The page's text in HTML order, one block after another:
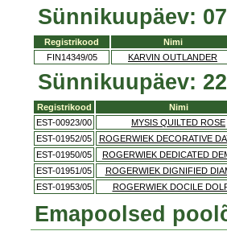
Sünnikuupäev:
Registrikood Nimi
FIN14349/05
KARVIN OUTLANDER
Sünnikuupäev:
Registrikood Nimi
EST-00923/00
MYSIS QUILTED ROSE
EST-01952/05
ROGERWIEK DECORATIVE
EST-01950/05
ROGERWIEK DEDICATED
EST-01951/05
ROGERWIEK DIGNIFIED
EST-01953/05
ROGERWIEK DOCILE
Emapoolsed